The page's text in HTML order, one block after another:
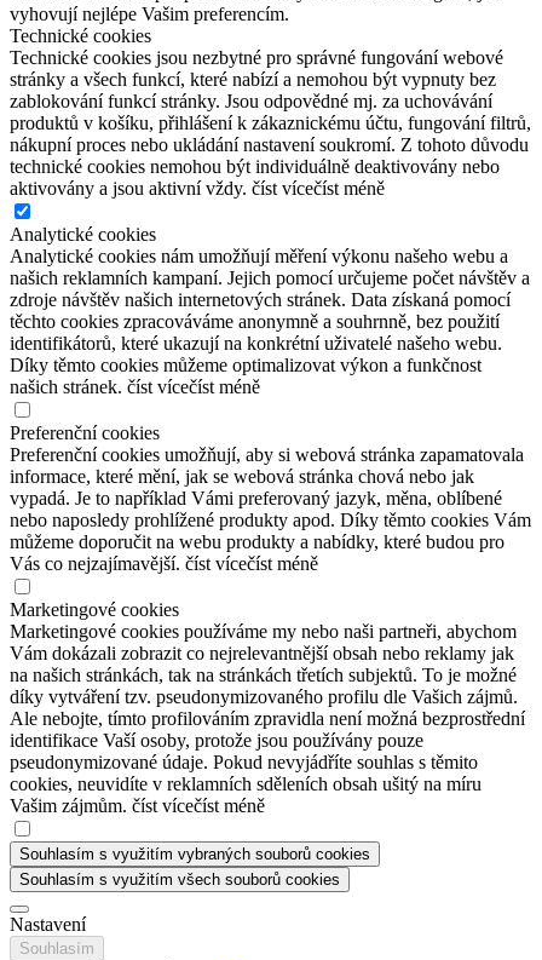
vyhovují nejlépe Vašim preferencím.
Technické cookies
Technické cookies jsou nezbytné pro správné fungování webové
stránky a všech funkcí, které nabízí a nemohou být vypnuty bez
zablokování funkcí stránky. Jsou odpovědné mj. za uchovávání
produktů v košíku, přihlášení k zákaznickému účtu, fungování filtrů,
nákupní proces nebo ukládání nastavení soukromí. Z tohoto důvodu
technické cookies nemohou být individuálně deaktivovány nebo
aktivovány a jsou aktivní vždy. číst vícečíst méně
Analytické cookies
Analytické cookies nám umožňují měření výkonu našeho webu a
našich reklamních kampaní. Jejich pomocí určujeme počet návštěv a
zdroje návštěv našich internetových stránek. Data získaná pomocí
těchto cookies zpracováváme anonymně a souhrnně, bez použití
identifikátorů, které ukazují na konkrétní uživatelé našeho webu.
Díky těmto cookies můžeme optimalizovat výkon a funkčnost
našich stránek. číst vícečíst méně
Preferenční cookies
Preferenční cookies umožňují, aby si webová stránka zapamatovala
informace, které mění, jak se webová stránka chová nebo jak
vypadá. Je to například Vámi preferovaný jazyk, měna, oblíbené
nebo naposledy prohlížené produkty apod. Díky těmto cookies Vám
můžeme doporučit na webu produkty a nabídky, které budou pro
Vás co nejzajímavější. číst vícečíst méně
Marketingové cookies
Marketingové cookies používáme my nebo naši partneři, abychom
Vám dokázali zobrazit co nejrelevantnější obsah nebo reklamy jak
na našich stránkách, tak na stránkách třetích subjektů. To je možné
díky vytváření tzv. pseudonymizovaného profilu dle Vašich zájmů.
Ale nebojte, tímto profilováním zpravidla není možná bezprostřední
identifikace Vaší osoby, protože jsou používány pouze
pseudonymizované údaje. Pokud nevyjádříte souhlas s těmito
cookies, neuvidíte v reklamních sděleních obsah ušitý na míru
Vašim zájmům. číst vícečíst méně
Souhlasím s využitím vybraných souborů cookies
Souhlasím s využitím všech souborů cookies
Nastavení
Souhlasím